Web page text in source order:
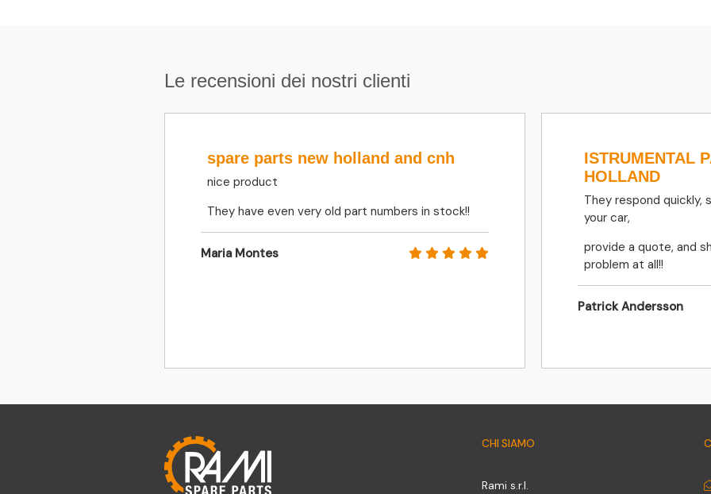
Le recensioni dei nostri clienti
spare parts new holland and cnh
nice product
They have even very old part numbers in stock!!
Maria Montes
ISTRUMENTAL
HOLLAND
They respond quickly,
your car,
provide a quote, and
problem at all!!
Patrick Andersson
CHI SIAMO
Rami s.r.l.